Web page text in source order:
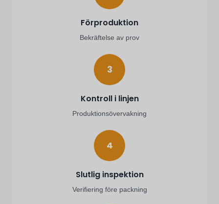
Förproduktion
Bekräftelse av prov
3
Kontroll i linjen
Produktionsövervakning
4
Slutlig inspektion
Verifiering före packning